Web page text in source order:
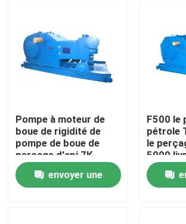
Aperçu
Produits
Pompe à moteur de
boue de rigidité de
pompe de boue de
perçage d'api 7K
bonne pour des
plates-formes de
forage
envoyer une
F500 le
pétrole
le
5000
carré
For Oil